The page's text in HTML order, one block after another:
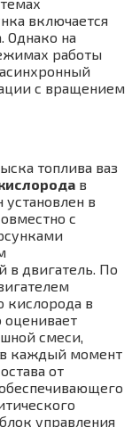
включается
Однако на
работы
с вращением
топлива ваз
в
в
с
в двигатель. По
кислорода в
оценивает
смеси,
каждый момент
от
управления